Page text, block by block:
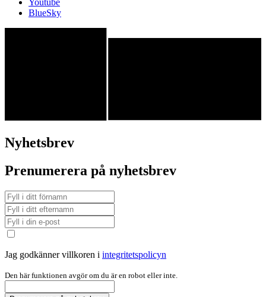
Youtube
BlueSky
Nyhetsbrev
Prenumerera på nyhetsbrev
Jag godkänner villkoren i integritetspolicyn
Den här funktionen avgör om du är en robot eller inte.